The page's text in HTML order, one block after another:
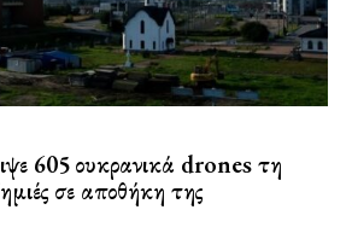
605 ουκρανικά drones τη
σε αποθήκη της